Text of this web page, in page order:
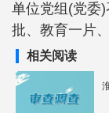
单位党组(党委
批、教育一片
相关阅读